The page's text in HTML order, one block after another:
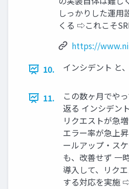
しっかりした運用
くる ⇨これこそ
https://
10.
インシデント と
11.
この数ヶ月でや
返る インシデン
リクエストが急
エラー率が急上
ールアップ・ス
も、改善せず 一
導入して、リク
する対応を実施